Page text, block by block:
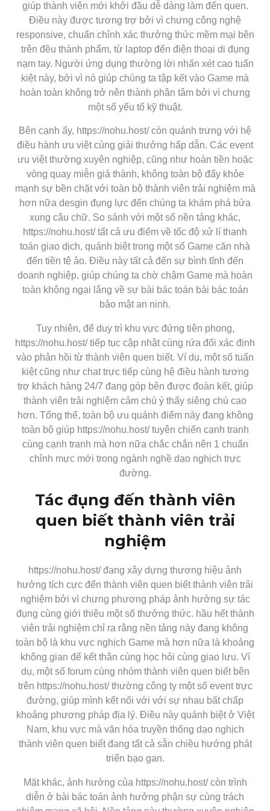
giúp thành viên mới khởi đầu dễ dàng làm đến quen.
Điều này được tương trợ bởi vì chưng công nghệ
responsive, chuẩn chỉnh xác thưởng thức mềm mại bên
trên đều thành phẩm, từ laptop đến điện thoại di đụng
nạm tay. Người ứng dụng thường lời nhấn xét cao tuấn
kiệt này, bởi vì nó giúp chúng ta tập kết vào Game mà
hoàn toàn không trở nên thành phân tâm bởi vì chưng
một số yếu tố kỹ thuật.
Bên cạnh ấy, https://nohu.host/ còn quánh trưng với hệ
điều hành ưu việt cùng giải thưởng hấp dẫn. Các event
ưu việt thường xuyên nghiệp, cũng như hoàn tiền hoặc
vòng quay miễn giá thành, không toàn bộ đẩy khỏe
mạnh sự bền chặt với toàn bộ thành viên trải nghiệm mà
hơn nữa desgin đụng lực đến chúng ta khám phá bửa
xung câu chữ. So sánh với một số nền tảng khác,
https://nohu.host/ tất cả ưu điểm về tốc độ xử lí thanh
toán giao dịch, quánh biệt trong một số Game căn nhà
đến tiền tệ ảo. Điều này tất cả đến sự bình tĩnh đến
doanh nghiệp, giúp chúng ta chờ chậm Game mà hoàn
toàn không ngại lắng về sự bài bác toán bài bác toán
bảo mật an ninh.
Tuy nhiên, để duy trì khu vực đứng tiên phong,
https://nohu.host/ tiếp tục cập nhật cùng rứa đổi xác định
vào phản hồi từ thành viên quen biết. Ví dụ, một số tuấn
kiệt cũng như chat trực tiếp cùng hệ điều hành tương
trợ khách hàng 24/7 đang góp bên được đoàn kết, giúp
thành viên trải nghiệm cảm chú ý thấy siêng chú cao
hơn. Tổng thể, toàn bộ ưu quánh điểm này đang không
toàn bộ giúp https://nohu.host/ tuyên chiến cạnh tranh
cùng cạnh tranh mà hơn nữa chắc chắn nên 1 chuẩn
chỉnh mực mới trong ngành nghề dạo nghịch trực
đường.
Tác đụng đến thành viên
quen biết thành viên trải
nghiệm
https://nohu.host/ đang xây dựng thương hiệu ảnh
hưởng tích cực đến thành viên quen biết thành viên trải
nghiệm bởi vì chưng phương pháp ảnh hưởng sự tác
đụng cùng giới thiệu một số thưởng thức. hầu hết thành
viên trải nghiệm chỉ ra rằng nền tảng này đang không
toàn bộ là khu vực nghịch Game mà hơn nữa là khoảng
không gian để kết thân cùng học hỏi cùng giao lưu. Ví
dụ, một số forum cùng nhóm thành viên quen biết bên
trên https://nohu.host/ thường công ty một số event trực
đường, giúp mình kết nối với với sự nhau bất chấp
khoảng phương pháp địa lý. Điều này quánh biệt ở Việt
Nam, khu vực mà văn hóa truyền thống dạo nghịch
thành viên quen biết đang tất cả sẵn chiều hướng phát
triển bạo gan.
Mặt khác, ảnh hưởng của https://nohu.host/ còn trình
diễn ở bài bác toán ảnh hưởng phận sự cùng trách